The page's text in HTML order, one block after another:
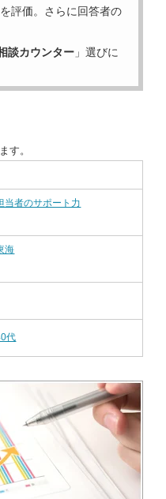
を評価。さらに回答者の
談カウンター 」選びに
す。
当者のサポート力
海
代